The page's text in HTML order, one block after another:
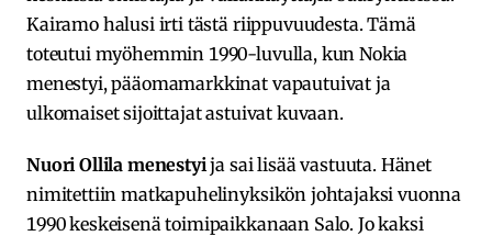
Kairamo halusi irti tästä riippuvuudesta. Tämä
toteutui myöhemmin 1990-luvulla, kun Nokia
menestyi, pääomamarkkinat vapautuivat ja
ulkomaiset sijoittajat astuivat kuvaan.
Nuori Ollila menestyi ja sai lisää vastuuta. Hänet
nimitettiin matkapuhelinyksikön johtajaksi vuonna
1990 keskeisenä toimipaikkanaan Salo. Jo kaksi